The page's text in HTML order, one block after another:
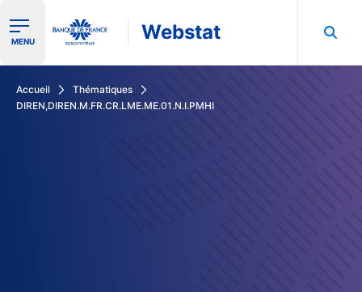
Ouvrir le menu de navigation
MENU Webstat
Accueil
Thématiques
DIREN,DIREN.M.FR.CR.LME.ME.01.N.I.PMHI